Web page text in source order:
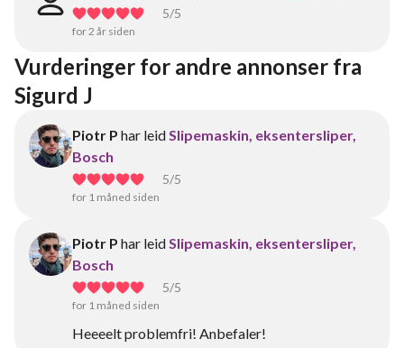
5/5
for 2 år siden
Vurderinger for andre annonser fra
Sigurd J
Piotr P har leidSlipemaskin, eksentersliper,
Bosch
5/5
for 1 måned siden
Piotr P har leidSlipemaskin, eksentersliper,
Bosch
5/5
for 1 måned siden
Heeeelt problemfri! Anbefaler!